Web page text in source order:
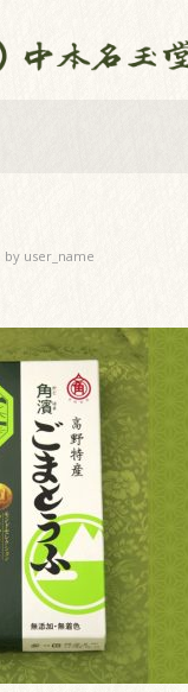
by user_name